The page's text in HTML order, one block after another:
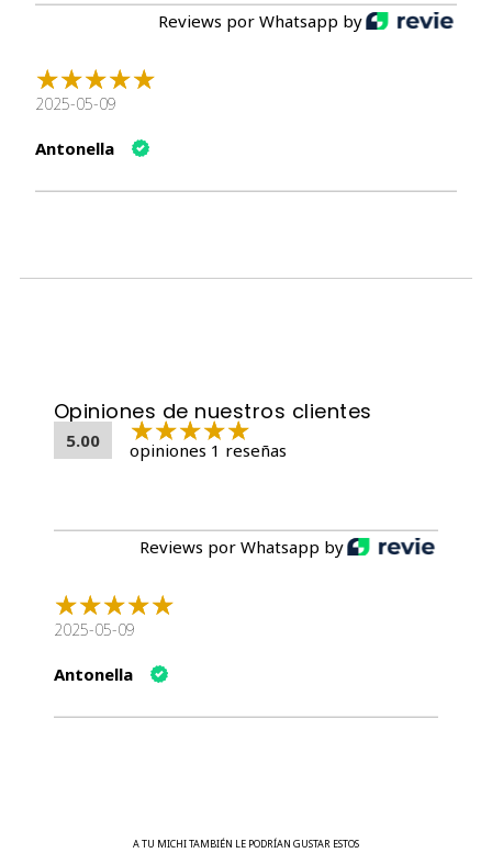
Reviews por Whatsapp by
2025-05-09
Antonella
Opiniones de nuestros clientes
5.00 opiniones 1 reseñas
Reviews por Whatsapp by
2025-05-09
Antonella
A TU MICHI TAMBIÉN LE PODRÍAN GUSTAR ESTOS